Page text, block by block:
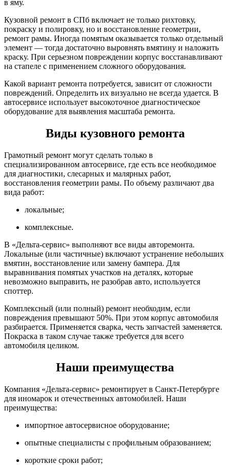
в яму.
Кузовной ремонт в СПб включает не только рихтовку,
покраску и полировку, но и восстановление геометрии,
ремонт рамы. Иногда помятым оказывается только отдельный
элемент — тогда достаточно выровнять вмятину и наложить
краску. При серьезном повреждении корпус восстанавливают
на стапеле с применением сложного оборудования.
Какой вариант ремонта потребуется, зависит от сложности
повреждений. Определить их визуально не всегда удается. В
автосервисе использует высокоточное диагностическое
оборудование для выявления масштаба ремонта.
Виды кузовного ремонта
Грамотный ремонт могут сделать только в
специализированном автосервисе, где есть все необходимое
для диагностики, слесарных и малярных работ,
восстановления геометрии рамы. По объему различают два
вида работ:
локальные;
комплексные.
В «Дельта-сервис» выполняют все виды авторемонта.
Локальные (или частичные) включают устранение небольших
вмятин, восстановление или замену бампера. Для
выравнивания помятых участков на деталях, которые
невозможно выправить, не разобрав авто, используется
споттер.
Комплексный (или полный) ремонт необходим, если
повреждения превышают 50%. При этом корпус автомобиля
разбирается. Применяется сварка, честь запчастей заменяется.
Покраска в таком случае также требуется для всего
автомобиля целиком.
Наши преимущества
Компания «Дельта-сервис» ремонтирует в Санкт-Петербурге
для иномарок и отечественных автомобилей. Наши
преимущества:
импортное автосервисное оборудование;
опытные специалисты с профильным образованием;
короткие сроки работ;